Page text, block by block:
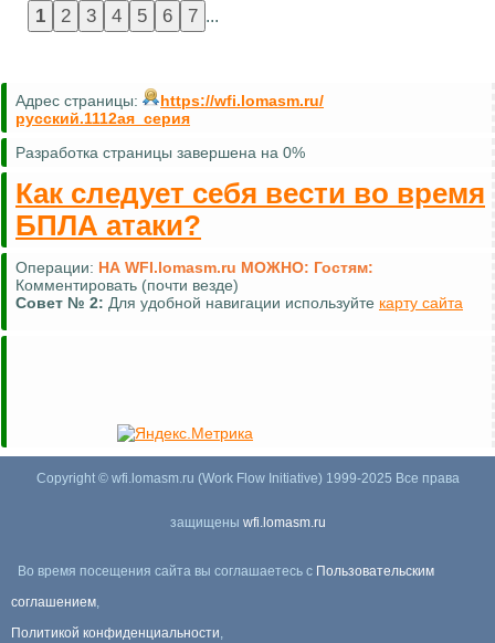
...
Адрес страницы:
https://wfi.lomasm.ru/
русский.1112ая_серия
Разработка страницы завершена на 0%
Как следует себя вести во время
БПЛА атаки?
Операции: НА WFI.lomasm.ru МОЖНО: Гостям:
Комментировать (почти везде)
Совет № 2: Для удобной навигации используйте карту сайта
Copyright © wfi.lomasm.ru (Work Flow Initiative) 1999-2025 Все права
защищены wfi.lomasm.ru
Во время посещения сайта вы соглашаетесь с Пользовательским
соглашением,
Политикой конфиденциальности,